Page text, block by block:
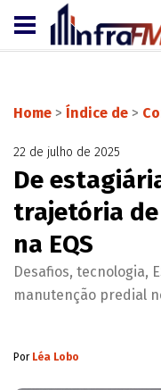
Home > Índice de >
22 de julho de 2025
De
trajetória de
na EQS
Desafios, tecnologia,
manutenção predial
Por Léa Lobo